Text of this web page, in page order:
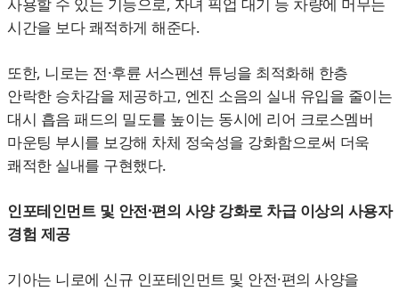
사용할 수 있는 기능으로, 자녀 픽업 대기 등 차량에 머무는
시간을 보다 쾌적하게 해준다.
또한, 니로는 전·후륜 서스펜션 튜닝을 최적화해 한층
안락한 승차감을 제공하고, 엔진 소음의 실내 유입을 줄이는
대시 흡음 패드의 밀도를 높이는 동시에 리어 크로스멤버
마운팅 부시를 보강해 차체 정숙성을 강화함으로써 더욱
쾌적한 실내를 구현했다.
인포테인먼트 및 안전·편의 사양 강화로 차급 이상의 사용자
경험 제공
기아는 니로에 신규 인포테인먼트 및 안전·편의 사양을